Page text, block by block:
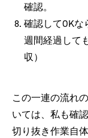
確認。
確認してOKな
週間経過して
収）
この一連の流れ
いては、私も確
切り抜き作業自